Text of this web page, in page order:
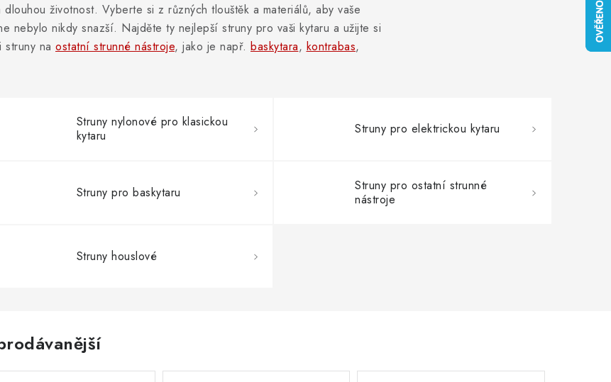
životnost. Vyberte si z různých tlouštěk a materiálů, aby vaše
nebylo nikdy snazší. Najděte ty nejlepší struny pro vaši kytaru a užijte si
na ostatní strunné nástroje, jako je např. baskytara, kontrabas,
Struny nylonové pro klasickou
kytaru
Struny pro elektrickou kytaru
Struny pro baskytaru
Struny pro ostatní strunné
nástroje
Struny houslové